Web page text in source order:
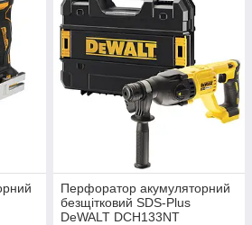
Перфоратор акумуляторний
безщітковий SDS-Plus
DeWALT DCH133NT